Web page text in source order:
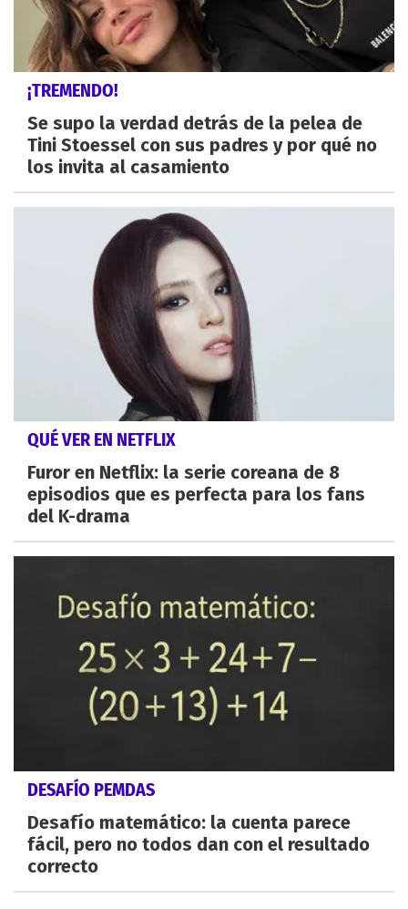
¡TREMENDO!
Se supo la verdad detrás de la pelea de
Tini Stoessel con sus padres y por qué no
los invita al casamiento
QUÉ VER EN NETFLIX
Furor en Netflix: la serie coreana de 8
episodios que es perfecta para los fans
del K-drama
DESAFÍO PEMDAS
Desafío matemático: la cuenta parece
fácil, pero no todos dan con el resultado
correcto